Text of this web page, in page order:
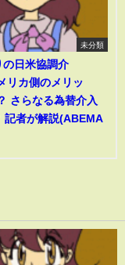
未分類
の日米協調介
リカ側のメリッ
さらなる為替介入
記者が解説(ABEMA